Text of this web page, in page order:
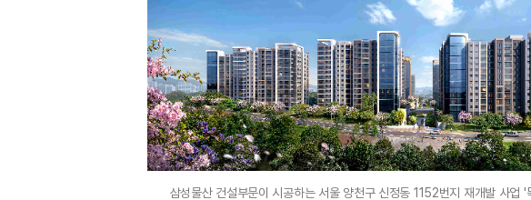
삼성물산 건설부문이 시공하는 서울 양천구 신정동 1152번지 재개발 사